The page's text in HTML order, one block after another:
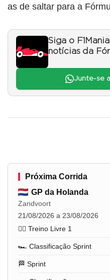
as de saltar para a
Siga o
notícias da
Junte-se
Próxima Corrida
GP da Holanda
Zandvoort
21/08/2026 a 23/08/2026
🏋️‍♂️ Treino Livre 1
🏎️ Classificação Sprint
🏁 Sprint